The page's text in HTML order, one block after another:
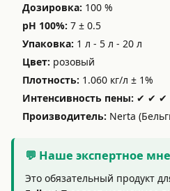
Дозировка: 100 %
pH 100%: 7 ± 0.5
Упаковка: 1 л - 5 л - 20 л
Цвет: розовый
Плотность: 1.060 кг/л ± 1%
Интенсивность пены: ✔ ✔ ✔
Производитель: Nerta
💬 Наше экспертное
Это обязательный продукт